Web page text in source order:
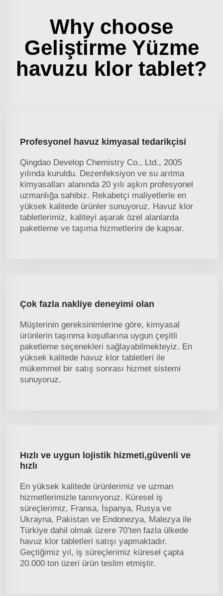
Why choose
Geliştirme Yüzme
havuzu klor tablet?
Profesyonel havuz kimyasal tedarikçisi
Qingdao Develop Chemistry Co., Ltd., 2005
yılında kuruldu. Dezenfeksiyon ve su arıtma
kimyasalları alanında 20 yılı aşkın profesyonel
uzmanlığa sahibiz. Rekabetçi maliyetlerle en
yüksek kalitede ürünler sunuyoruz. Havuz klor
tabletlerimiz, kaliteyi aşarak özel alanlarda
paketleme ve taşıma hizmetlerini de kapsar.
Çok fazla nakliye deneyimi olan
Müşterinin gereksinimlerine göre, kimyasal
ürünlerin taşınma koşullarına uygun çeşitli
paketleme seçenekleri sağlayabilmekteyiz. En
yüksek kalitede havuz klor tabletleri ile
mükemmel bir satış sonrası hizmet sistemi
sunuyoruz.
Hızlı ve uygun lojistik hizmeti,güvenli ve
hızlı
En yüksek kalitede ürünlerimiz ve uzman
hizmetlerimizle tanınıyoruz. Küresel iş
süreçlerimiz, Fransa, İspanya, Rusya ve
Ukrayna, Pakistan ve Endonezya, Malezya ile
Türkiye dahil olmak üzere 70’ten fazla ülkede
havuz klor tabletleri satışı yapmaktadır.
Geçtiğimiz yıl, iş süreçlerimiz küresel çapta
20.000 ton üzeri ürün teslim etmiştir.